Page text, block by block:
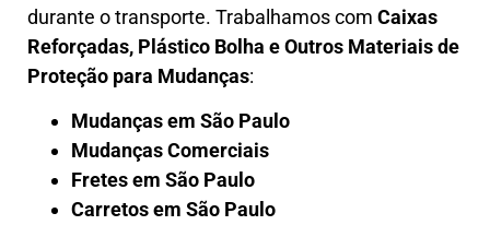
durante o transporte. Trabalhamos com Caixas
Reforçadas, Plástico Bolha e Outros Materiais de
Proteção para Mudanças:
Mudanças em São Paulo
Mudanças Comerciais
Fretes em São Paulo
Carretos em São Paulo